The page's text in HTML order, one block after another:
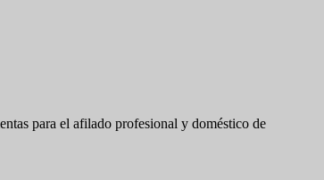
para el afilado profesional y doméstico de